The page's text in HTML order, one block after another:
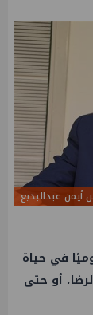
عبدالبديع
في حياة
أو حتى